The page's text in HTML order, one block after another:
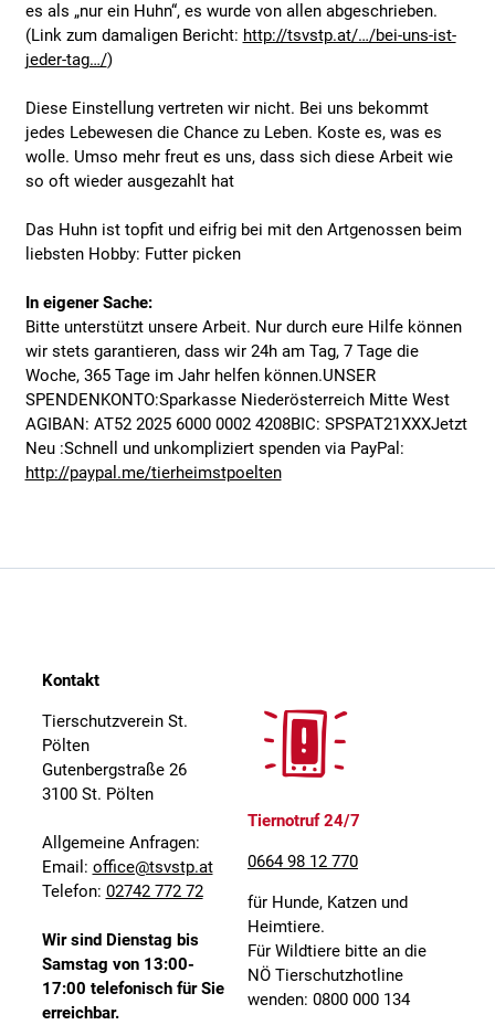
es als „nur ein Huhn“, es wurde von allen abgeschrieben.
(Link zum damaligen Bericht: http://tsvstp.at/…/bei-uns-ist-
jeder-tag…/)
Diese Einstellung vertreten wir nicht. Bei uns bekommt
jedes Lebewesen die Chance zu Leben. Koste es, was es
wolle. Umso mehr freut es uns, dass sich diese Arbeit wie
so oft wieder ausgezahlt hat
Das Huhn ist topfit und eifrig bei mit den Artgenossen beim
liebsten Hobby: Futter picken
In eigener Sache:
Bitte unterstützt unsere Arbeit. Nur durch eure Hilfe können
wir stets garantieren, dass wir 24h am Tag, 7 Tage die
Woche, 365 Tage im Jahr helfen können.UNSER
SPENDENKONTO:Sparkasse Niederösterreich Mitte West
AGIBAN: AT52 2025 6000 0002 4208BIC: SPSPAT21XXXJetzt
Neu :Schnell und unkompliziert spenden via PayPal:
http://paypal.me/tierheimstpoelten
Kontakt
Tierschutzverein St.
Pölten
Gutenbergstraße 26
3100 St. Pölten
Allgemeine Anfragen:
Email: office@tsvstp.at
Telefon: 02742 772 72
Wir sind Dienstag bis
Samstag von 13:00-
17:00 telefonisch für Sie
erreichbar.
Tiernotruf 24/7
0664 98 12 770
für Hunde, Katzen und
Heimtiere.
Für Wildtiere bitte an die
NÖ Tierschutzhotline
wenden: 0800 000 134